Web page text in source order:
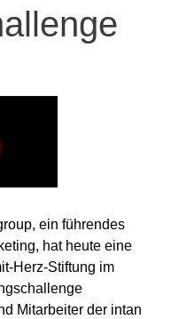
ein führendes
hat heute eine
Herz-Stiftung im
Mitarbeiter der intan